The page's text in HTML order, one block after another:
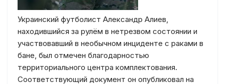
Украинский футболист Александр Алиев,
находившийся за рулём в нетрезвом состоянии и
участвовавший в необычном инциденте с раками в
бане, был отмечен благодарностью
территориального центра комплектования.
Соответствующий документ он опубликовал на